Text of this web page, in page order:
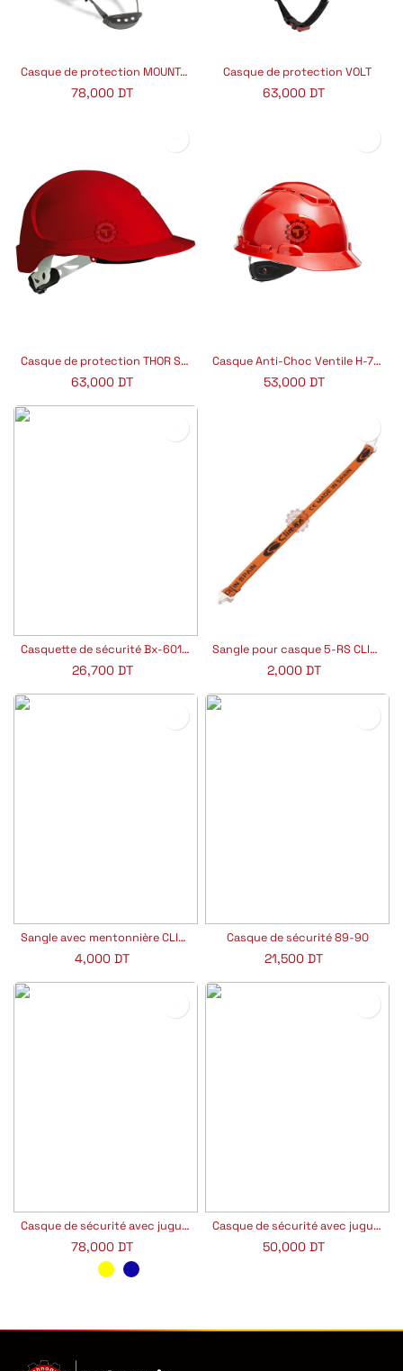
Casque de protection MOUNTAIN STEELPRO
78,000 DT
Casque de protection VOLT
63,000 DT
Casque de protection THOR STEELPRO
63,000 DT
Casque Anti-Choc Ventile H-700N 3M
53,000DT
Casquette de sécurité Bx-6010 Baymax
26,700DT
Sangle pour casque 5-RS CLIMAX
2,000DT
Sangle avec mentonnière CLIMAX
4,000 DT
Casque de sécurité 89-90
21,500 DT
Casque de sécurité avec jugulaire
78,000 DT
Casque de sécurité avec jugulaire
50,000 DT